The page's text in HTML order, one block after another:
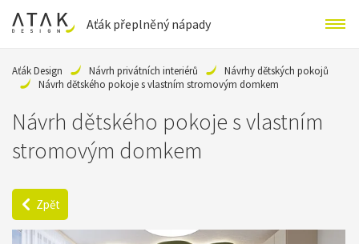
Aťák přeplněný nápady
Aťák Design Návrh privátních interiérů
Návrhy dětských pokojů
Návrh dětského pokoje s vlastním stromovým domkem
Návrh dětského pokoje s vlastním
stromovým domkem
Zpět